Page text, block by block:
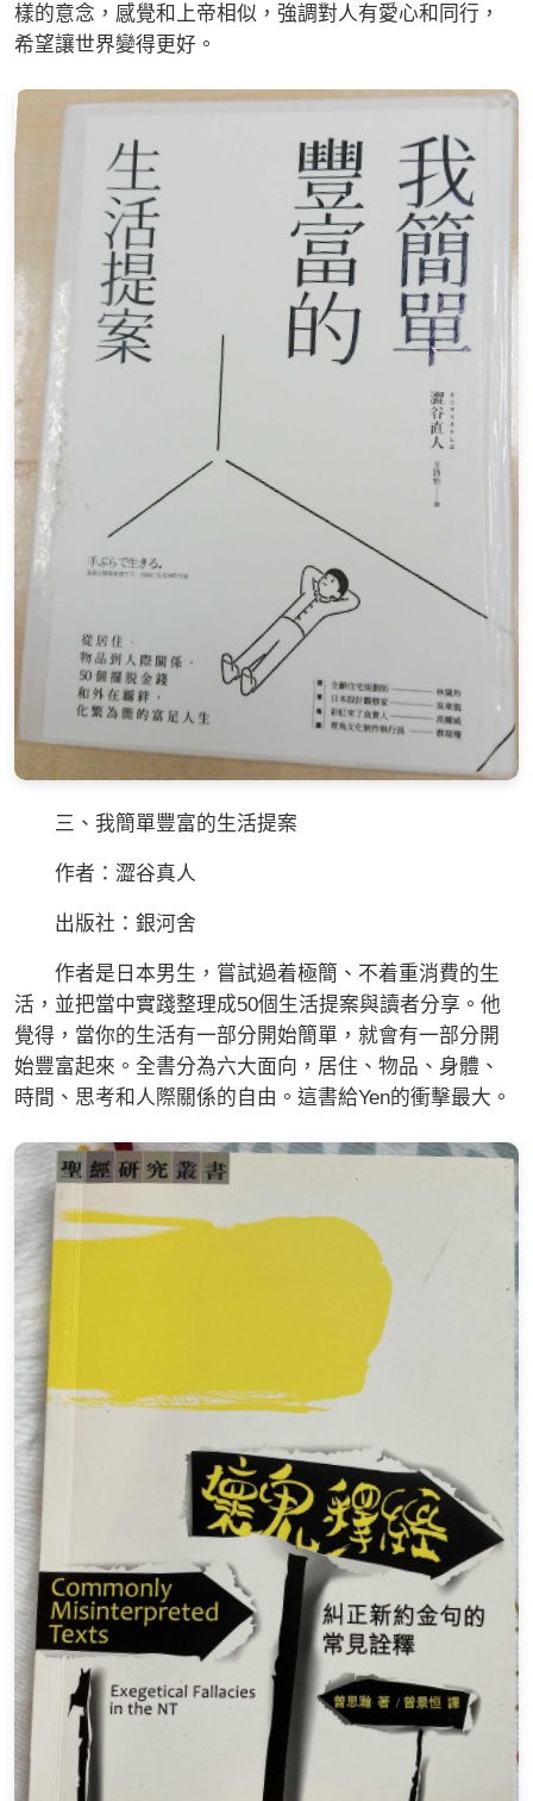
樣的意念，感覺和上帝相似，強調對人有愛心和同行，
希望讓世界變得更好。
三、我簡單豐富的生活提案
作者：澀谷真人
出版社：銀河舍
作者是日本男生，嘗試過着極簡、不着重消費的生
活，並把當中實踐整理成50個生活提案與讀者分享。他
覺得，當你的生活有一部分開始簡單，就會有一部分開
始豐富起來。全書分為六大面向，居住、物品、身體、
時間、思考和人際關係的自由。這書給Yen的衝擊最大。